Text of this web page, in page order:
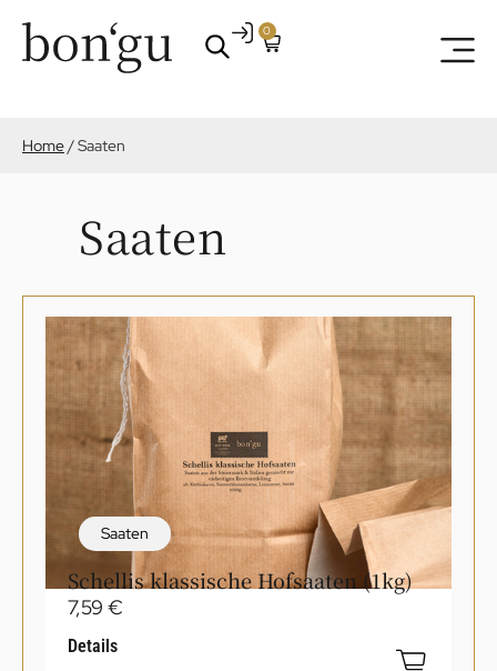
0
Home/Saaten
Saaten
Saaten
Schellis klassische Hofsaaten (1kg)
7,59 €
Details